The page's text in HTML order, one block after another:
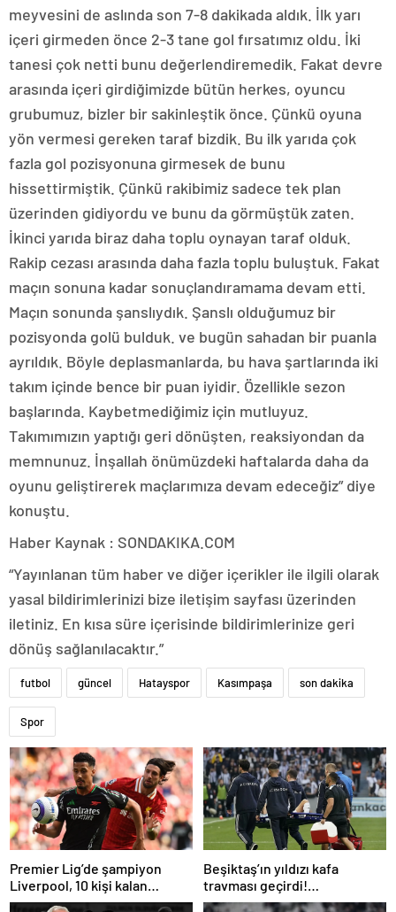
meyvesini de aslında son 7-8 dakikada aldık. İlk yarı
içeri girmeden önce 2-3 tane gol fırsatımız oldu. İki
tanesi çok netti bunu değerlendiremedik. Fakat devre
arasında içeri girdiğimizde bütün herkes, oyuncu
grubumuz, bizler bir sakinleştik önce. Çünkü oyuna
yön vermesi gereken taraf bizdik. Bu ilk yarıda çok
fazla gol pozisyonuna girmesek de bunu
hissettirmiştik. Çünkü rakibimiz sadece tek plan
üzerinden gidiyordu ve bunu da görmüştük zaten.
İkinci yarıda biraz daha toplu oynayan taraf olduk.
Rakip cezası arasında daha fazla toplu buluştuk. Fakat
maçın sonuna kadar sonuçlandıramama devam etti.
Maçın sonunda şanslıydık. Şanslı olduğumuz bir
pozisyonda golü bulduk. ve bugün sahadan bir puanla
ayrıldık. Böyle deplasmanlarda, bu hava şartlarında iki
takım içinde bence bir puan iyidir. Özellikle sezon
başlarında. Kaybetmediğimiz için mutluyuz.
Takımımızın yaptığı geri dönüşten, reaksiyondan da
memnunuz. İnşallah önümüzdeki haftalarda daha da
oyunu geliştirerek maçlarımıza devam edeceğiz” diye
konuştu.
Haber Kaynak : SONDAKIKA.COM
“Yayınlanan tüm haber ve diğer içerikler ile ilgili olarak
yasal bildirimlerinizi bize iletişim sayfası üzerinden
iletiniz. En kısa süre içerisinde bildirimlerinize geri
dönüş sağlanılacaktır.”
futbol güncel Hatayspor Kasımpaşa son dakika
Spor
Premier Lig’de şampiyon
Liverpool, 10 kişi kalan
Arsenal’e takıldı
Beşiktaş’ın yıldızı kafa
travması geçirdi!
Beşiktaş’tan açıklama geldi…